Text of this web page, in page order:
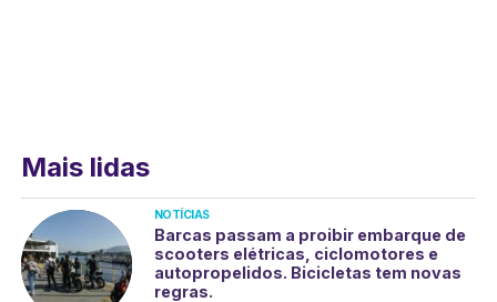
Mais lidas
NOTÍCIAS
Barcas passam a proibir embarque de
scooters elétricas, ciclomotores e
autopropelidos. Bicicletas tem novas
regras.